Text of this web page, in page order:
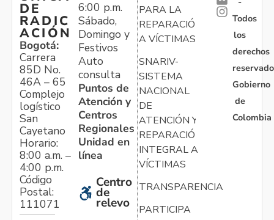
DE
RADIC
ACIÓN
Bogotá:
Carrera
85D No.
46A – 65
Complejo
logístico
San
Cayetano
Horario:
8:00 a.m. –
4:00 p.m.
Código
Postal:
111071
6:00 p.m.
Sábado,
Domingo y
Festivos
Auto
consulta
Puntos de
Atención y
Centros
Regionales
Unidad en
línea
Centro
de
relevo
PARA LA
REPARACIÓN
A VÍCTIMAS
SNARIV-
SISTEMA
NACIONAL
DE
ATENCIÓN Y
REPARACIÓN
INTEGRAL A
VÍCTIMAS
TRANSPARENCIA
PARTICIPA
Todos
los
derechos
Gobierno
de
Colombia